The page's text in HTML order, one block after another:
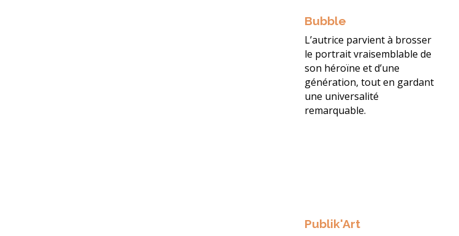
Bubble
L’autrice parvient à brosser
le portrait vraisemblable de
son héroïne et d’une
génération, tout en gardant
une universalité
remarquable.
Publik'Art